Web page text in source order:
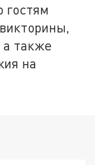
гостям
а также
на